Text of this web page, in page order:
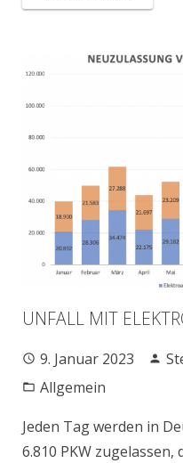
UNFALL MIT
9. Januar 2023
Allgemein
Jeden Tag werden in
6.810 PKW zugelassen,